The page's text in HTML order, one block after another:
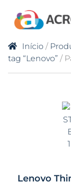
Início /
tag “Lenovo” /
Lenovo